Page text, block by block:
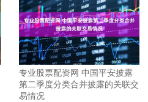
专业股票配资网 中国平安披露
第二季度分类合并披露的关联交
易情况